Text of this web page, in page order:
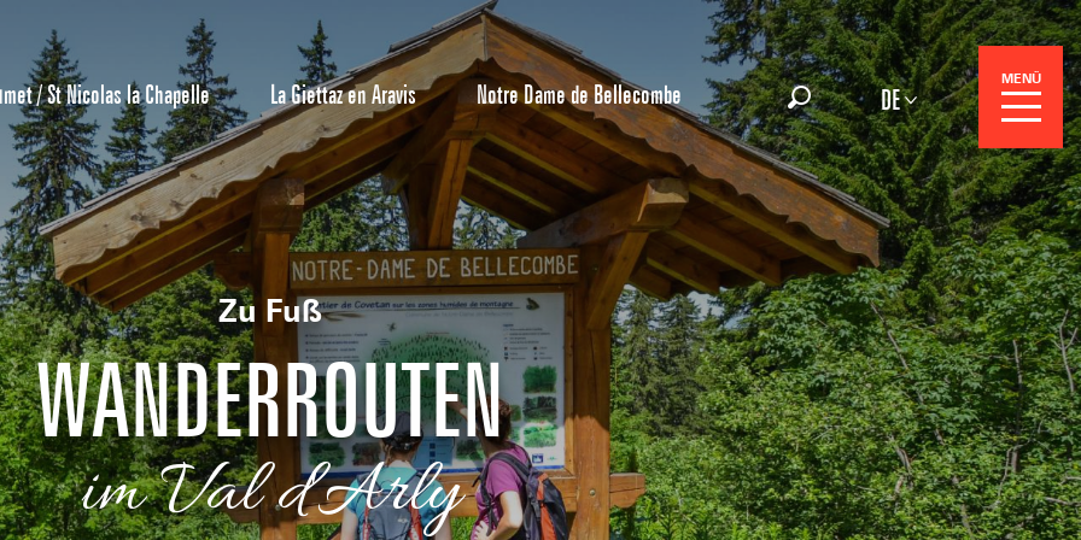
Agenda
Reservierungszentrale
All-Inclusive-Reisen
/ St Nicolas la Chapelle La Giettaz en Aravis Notre Dame de Bellecombe
Suche DE
MENÜ
Zu Fuß
WANDERROUTEN
im Val d'Arly